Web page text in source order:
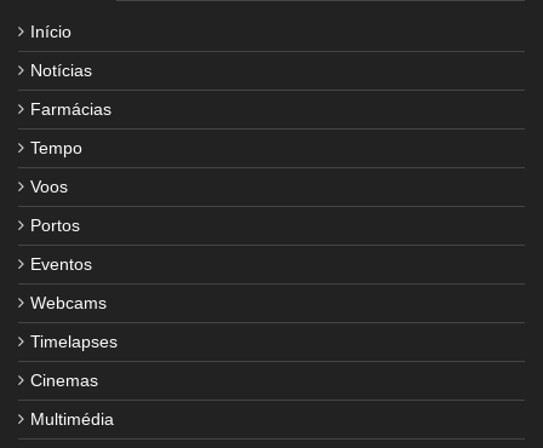
Início
Notícias
Farmácias
Tempo
Voos
Portos
Eventos
Webcams
Timelapses
Cinemas
Multimédia